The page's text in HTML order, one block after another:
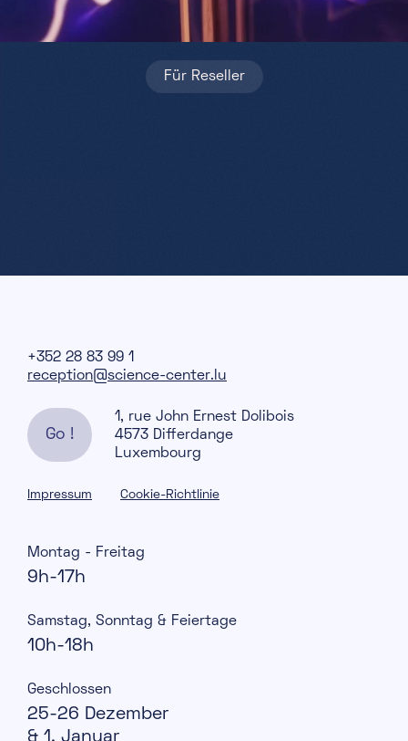
Für Reseller
+352 28 83 99 1
reception@science-center.lu
Go !
1, rue John Ernest Dolibois
4573 Differdange
Luxembourg
Impressum Cookie-Richtlinie
Montag - Freitag
9h-17h
Samstag, Sonntag & Feiertage
10h-18h
Geschlossen
25-26 Dezember
& 1. Januar